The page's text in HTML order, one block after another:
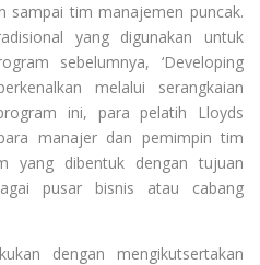
sampai tim manajemen puncak.
yang digunakan untuk
sebelumnya, ‘Developing
melalui serangkaian
ini, para pelatih Lloyds
manajer dan pemimpin tim
yang dibentuk dengan tujuan
pusar bisnis atau cabang
dengan mengikutsertakan